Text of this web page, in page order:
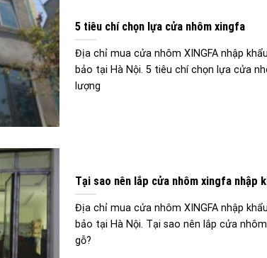
5 tiêu chí chọn lựa cửa nhôm xingfa
Địa chỉ mua cửa nhôm XINGFA nhập
bảo tại Hà Nội. 5 tiêu chí chọn lựa cửa
lượng
Tại sao nên lắp cửa nhôm xingfa nhập
Địa chỉ mua cửa nhôm XINGFA nhập
bảo tại Hà Nội. Tại sao nên lắp cửa
gỗ?